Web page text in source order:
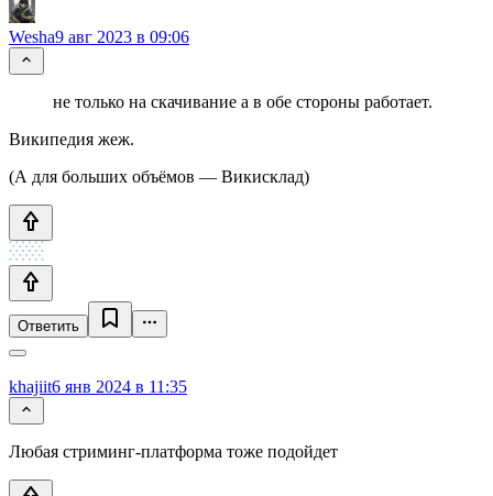
Wesha9 авг 2023 в 09:06
не только на скачивание а в обе стороны работает.
Википедия жеж.
(А для больших объёмов — Викисклад)
Ответить
khajiit6 янв 2024 в 11:35
Любая стриминг-платформа тоже подойдет